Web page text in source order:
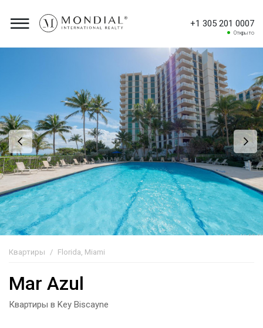
+1 305 201 0007
Открыто
Квартиры Florida, Miami
Mar Azul
Квартиры в Key Biscayne